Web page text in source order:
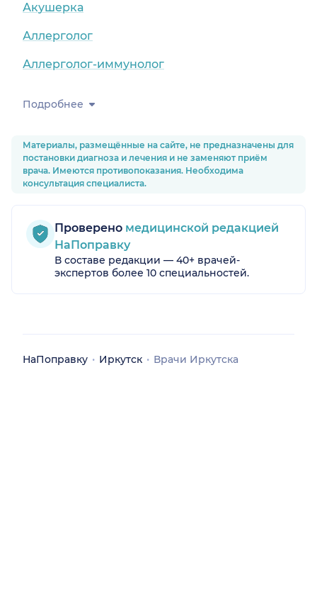
Акушерка
Аллерголог
Аллерголог-иммунолог
Подробнее
Материалы, размещённые на сайте, не предназначены для
постановки диагноза и лечения и не заменяют приём
врача. Имеются противопоказания. Необходима
консультация специалиста.
Проверено медицинской редакцией
НаПоправку
В составе редакции — 40+ врачей-
экспертов более 10 специальностей.
НаПоправку Иркутск Врачи Иркутска